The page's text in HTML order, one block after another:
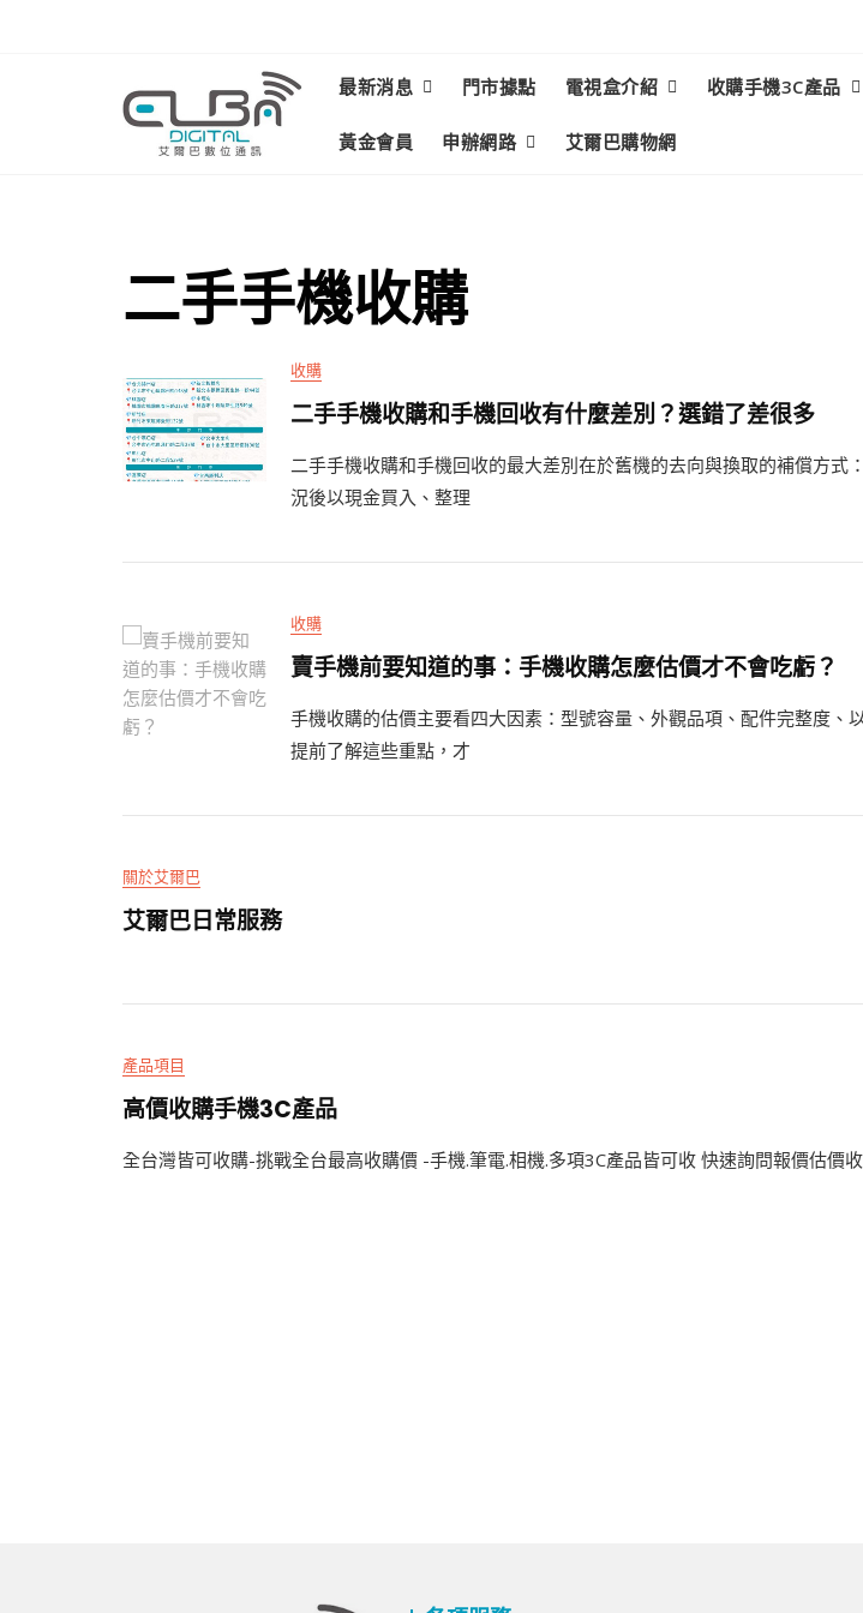
最新消息 門市據點 電視盒介紹 收購手機3C產品
黃金會員 申辦網路 艾爾巴購物網
二手手機收購
收購
二手手機收購和手機回收有什麼差別？選錯了差很多
二手手機收購和手機回收的最大差別在於舊機的去向與換取的補償方式
況後以現金買入、整理
收購
賣手機前要知道的事：手機收購怎麼估價才不會吃虧？
手機收購的估價主要看四大因素：型號容量、外觀品項、配件完整度、
提前了解這些重點，才
關於艾爾巴
艾爾巴日常服務
產品項目
高價收購手機3C產品
全台灣皆可收購-挑戰全台最高收購價 -手機.筆電.相機.多項3C產品皆可收 快速詢問報價估價